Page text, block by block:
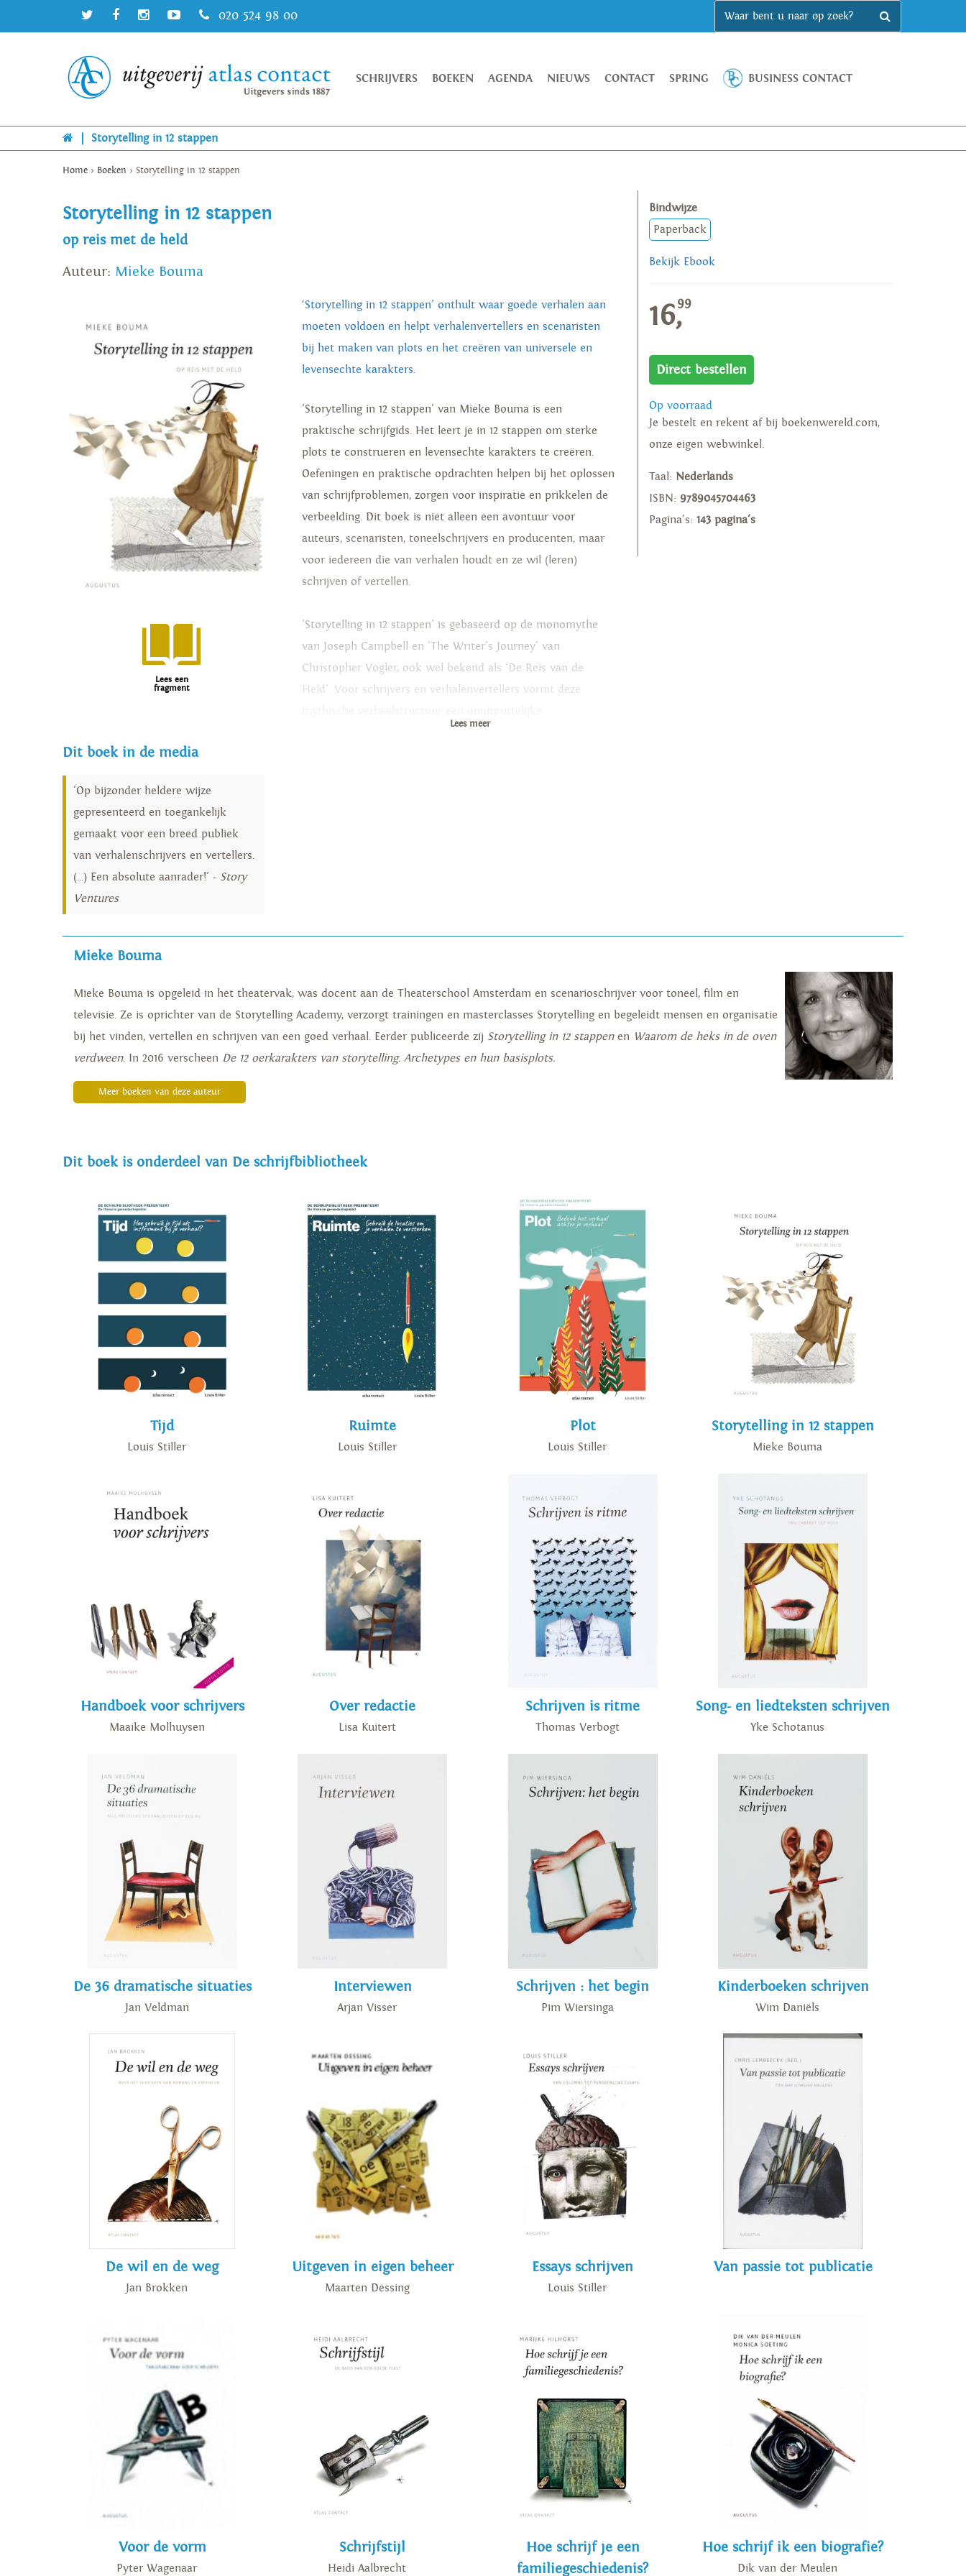
020 524 98 00
SCHRIJVERS BOEKEN AGENDA NIEUWS CONTACT SPRING BUSINESS CONTACT
Storytelling in 12 stappen
Home > Boeken > Storytelling in 12 stappen
Storytelling in 12 stappen
op reis met de held
Auteur: Mieke Bouma
Lees een
fragment
‘Storytelling in 12 stappen’ onthult waar goede verhalen aan
moeten voldoen en helpt verhalenvertellers en scenaristen
bij het maken van plots en het creëren van universele en
levensechte karakters.
'Storytelling in 12 stappen' van Mieke Bouma is een
praktische schrijfgids. Het leert je in 12 stappen om sterke
plots te construeren en levensechte karakters te creëren.
Oefeningen en praktische opdrachten helpen bij het oplossen
van schrijfproblemen, zorgen voor inspiratie en prikkelen de
verbeelding. Dit boek is niet alleen een avontuur voor
auteurs, scenaristen, toneelschrijvers en producenten, maar
voor iedereen die van verhalen houdt en ze wil (leren)
schrijven of vertellen.
'Storytelling in 12 stappen' is gebaseerd op de monomythe
van Joseph Campbell en 'The Writer's Journey' van
Christopher Vogler, ook wel bekend als 'De Reis van de
Held'. Voor schrijvers en verhalenvertellers vormt deze
Lees meer
Bindwijze
Paperback
Bekijk Ebook
16,99
Direct bestellen
Op voorraad
Je bestelt en rekent af bij boekenwereld.com,
onze eigen webwinkel.
Taal: Nederlands
ISBN: 9789045704463
Pagina's: 143 pagina's
Dit boek in de media
'Op bijzonder heldere wijze
gepresenteerd en toegankelijk
gemaakt voor een breed publiek
van verhalenschrijvers en vertellers.
(...) Een absolute aanrader!' - Story
Ventures
Mieke Bouma
Mieke Bouma is opgeleid in het theatervak, was docent aan de Theaterschool Amsterdam en scenarioschrijver voor toneel, film en
televisie. Ze is oprichter van de Storytelling Academy, verzorgt trainingen en masterclasses Storytelling en begeleidt mensen en organisatie
bij het vinden, vertellen en schrijven van een goed verhaal. Eerder publiceerde zij Storytelling in 12 stappenen Waarom de heks in de oven
verdween. In 2016 verscheen De 12 oerkarakters van storytelling. Archetypes en hun basisplots.
Meer boeken van deze auteur
Dit boek is onderdeel van De schrijfbibliotheek
Tijd
Louis Stiller
Ruimte
Louis Stiller
Plot
Louis Stiller
Storytelling in 12 stappen
Mieke Bouma
Handboek voor schrijvers
Maaike Molhuysen
Over redactie
Lisa Kuitert
Schrijven is ritme
Thomas Verbogt
Song- en liedteksten schrijven
Yke Schotanus
De 36 dramatische situaties
Jan Veldman
Interviewen
Arjan Visser
Schrijven : het begin
Pim Wiersinga
Kinderboeken schrijven
Wim Daniëls
De wil en de weg
Jan Brokken
Uitgeven in eigen beheer
Maarten Dessing
Essays schrijven
Louis Stiller
Van passie tot publicatie
Voor de vorm
Pyter Wagenaar
Schrijfstijl
Heidi Aalbrecht
Hoe schrijf je een
familiegeschiedenis?
Hoe schrijf ik een biografie?
Dik van der Meulen